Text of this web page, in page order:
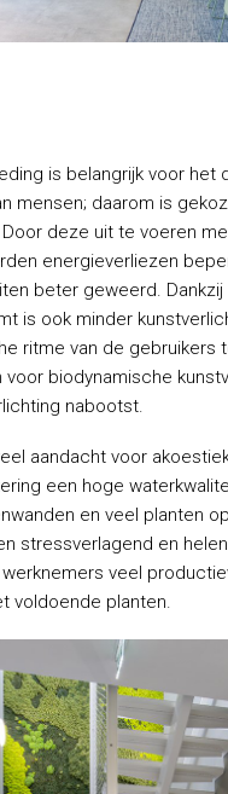
is belangrijk voor het
mensen; daarom is
deze uit te voeren
energieverliezen
beter geweerd.
is ook minder
ritme van de gebruikers
voor biodynamische
nabootst.
aandacht voor
een hoge
en veel planten
stressverlagend en
veel
voldoende planten.